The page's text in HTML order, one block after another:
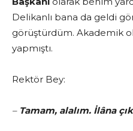
Delikanlı bana da geldi
görüştürdüm. Akademik
yapmıştı.
Rektör Bey:
– Tamam, alalım. İlâna